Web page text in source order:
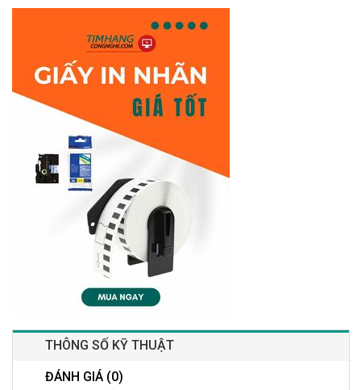
THÔNG SỐ KỸ THUẬT
ĐÁNH GIÁ (0)